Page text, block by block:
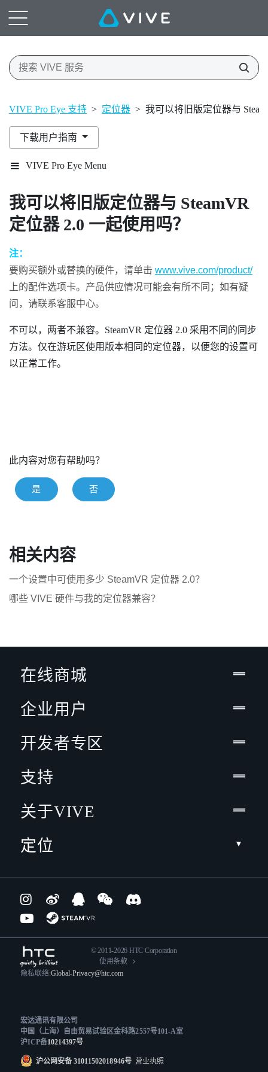
VIVE Pro Eye 支持 > 定位器 > 我可以将旧版定位器与
下载用户指南
VIVE Pro Eye Menu
我可以将旧版定位器与 SteamVR
定位器 2.0 一起使用吗？
注：
要购买额外或替换的硬件，请单击 www.vive.com/product/
上的配件选项卡。产品供应情况可能会有所不同；如有疑
问，请联系客服中心。
不可以，两者不兼容。 SteamVR 定位器 2.0 采用不同的同步
方法。仅在游玩区使用版本相同的定位器，以便您的设置可
以正常工作。
此内容对您有帮助吗？
是 否
相关内容
一个设置中可使用多少 SteamVR 定位器 2.0？
哪些 VIVE 硬件与我的定位器兼容？
在线商城
企业用户
开发者专区
支持
关于VIVE
定位
© 2011-2026 HTC Corporation
使用条款
隐私联络:Global-Privacy@htc.com
宏达通讯有限公司
中国（上海）自由贸易试验区金科路2557号101-A室
沪ICP备10214397号
沪公网安备 31011502018946号营业执照